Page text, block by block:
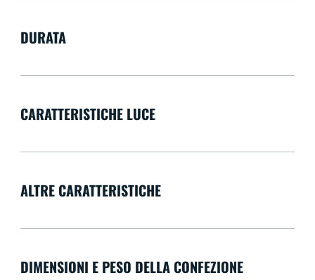
DURATA
CARATTERISTICHE LUCE
ALTRE CARATTERISTICHE
DIMENSIONI E PESO DELLA CONFEZIONE